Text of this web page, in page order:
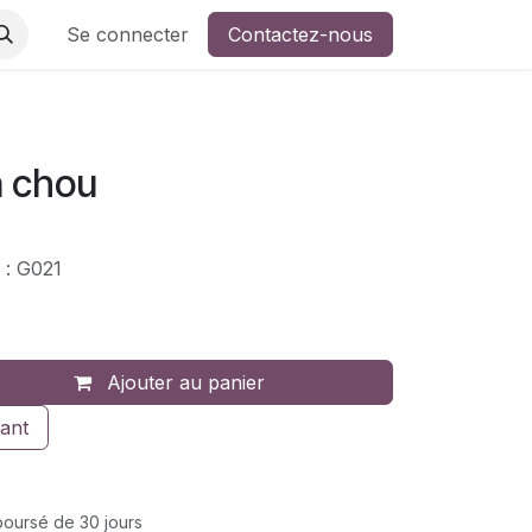
de broderie
Se connecter Contactez-nous
chou
G021
Ajouter au panier
de 30 jours